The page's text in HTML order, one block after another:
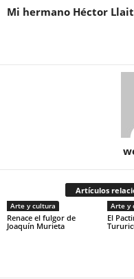
Mi hermano Héctor
Artículos
Arte y cultura
Renace el fulgor de
Joaquín Murieta
Arte y
El